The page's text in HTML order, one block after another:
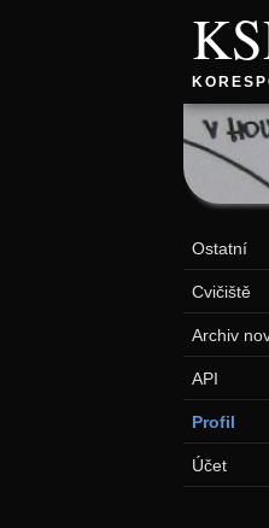
Ostatní
Cvičiště
Archiv
API
Profil
Účet